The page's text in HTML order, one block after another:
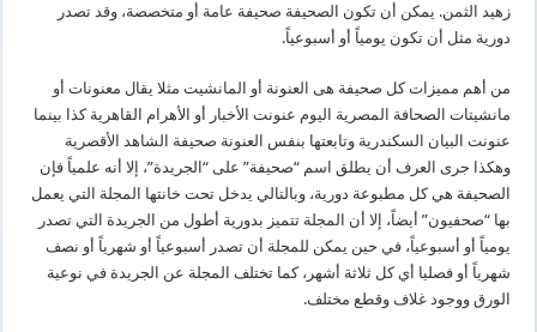
زهيد الثمن. يمكن أن تكون الصحيفة صحيفة عامة أو متخصصة، وقد تصدر
دورية مثل أن تكون يومياً أو أسبوعياً.
من أهم مميزات كل صحيفة هى العنونة أو المانشيت مثلا يقال معنونات أو
مانشيتات الصحافة المصرية اليوم عنونت الأخبار أو الأهرام القاهرية كذا بينما
عنونت البيان السكندرية وتابعتها بنفس العنونة صحيفة الشاهد الأقصرية
وهكذا جرى العرف أن يطلق اسم “صحيفة” على “الجريدة”، إلا أنه علمياً فإن
الصحيفة هي كل مطبوعة دورية، وبالتالي يدخل تحت خانتها المجلة التي يعمل
بها “صحفيون” أيضاً، إلا أن المجلة تتميز بدورية أطول من الجريدة التي تصدر
يومياً أو أسبوعياً، في حين يمكن للمجلة أن تصدر أسبوعياً أو شهرياً أو نصف
شهرياً أو فصليا أي كل ثلاثة أشهر، كما تختلف المجلة عن الجريدة في نوعية
الورق ووجود غلاف وقطع مختلف.